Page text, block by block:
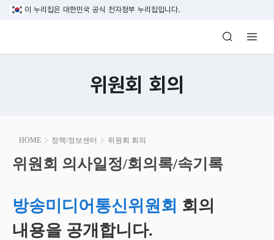
본문 바로가기
이 누리집은 대한민국 공식 전자정부 누리집입니다.
방송미디어통신위원회 Korea Media
위원회 회의
HOME 정책/정보센터 위원회 회의
위원회 의사일정/회의록/속기록
시
작
위원회 의사일정/회의록/속기록
방송미디어통신위원회 회의
내용을 공개합니다.